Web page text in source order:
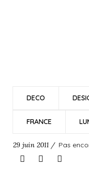
DECO
FRANCE
29 juin 2011 / Pas